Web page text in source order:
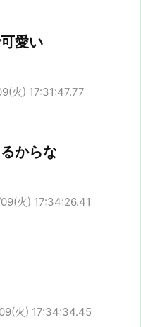
愛い
火) 17:31:47.77
からな
火) 17:34:26.41
火) 17:34:34.45